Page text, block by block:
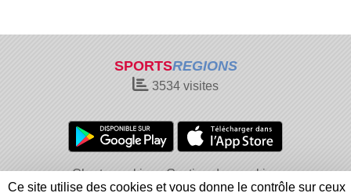
SPORTSREGIONS
3534 visites
Charte cookies
Gestion des cookies
Informations légales
Signaler un contenu inapproprié
Ce site utilise des cookies et vous donne le contrôle sur ceux